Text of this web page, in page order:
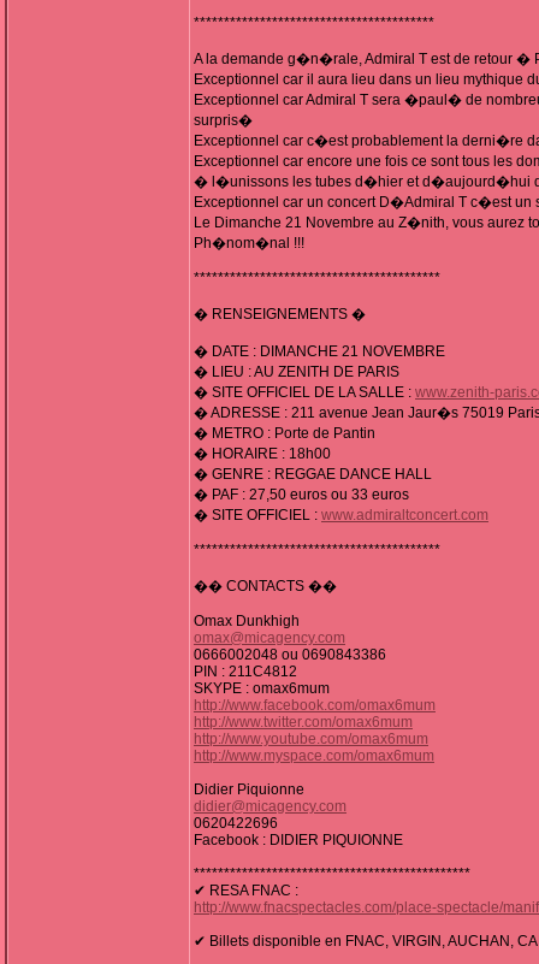
****************************************
A la demande g�n�rale, Admiral T est de retour �
Exceptionnel car il aura lieu dans un lieu mythique
Exceptionnel car Admiral T sera �paul� de
surpris�
Exceptionnel car c�est probablement la
Exceptionnel car encore une fois ce sont tous les
� l�unissons les tubes d�hier et d�aujourd�hui
Exceptionnel car un concert D�Admiral T c�est
Le Dimanche 21 Novembre au Z�nith, vous aurez
Ph�nom�nal !!!
*****************************************
� RENSEIGNEMENTS �
� DATE : DIMANCHE 21 NOVEMBRE
� LIEU : AU ZENITH DE PARIS
� SITE OFFICIEL DE LA SALLE : www.zenith-
� ADRESSE : 211 avenue Jean Jaur�s 75019
� METRO : Porte de Pantin
� HORAIRE : 18h00
� GENRE : REGGAE DANCE HALL
� PAF : 27,50 euros ou 33 euros
� SITE OFFICIEL : www.admiraltconcert.com
*****************************************
�� CONTACTS ��
Omax Dunkhigh
omax@micagency.com
0666002048 ou 0690843386
PIN : 211C4812
SKYPE : omax6mum
http://www.facebook.com/omax6mum
http://www.twitter.com/omax6mum
http://www.youtube.com/omax6mum
http://www.myspace.com/omax6mum
Didier Piquionne
didier@micagency.com
0620422696
Facebook : DIDIER PIQUIONNE
**********************************************
✔ RESA FNAC :
http://www.fnacspectacles.com/place-spectacle/
✔ Billets disponible en FNAC, VIRGIN, AUCHAN,